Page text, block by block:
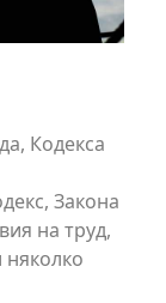
Кодекса
Закона
на труд,
няколко